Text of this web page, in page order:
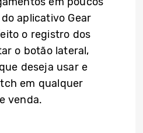
aplicativo Gear
o registro dos
o botão lateral,
deseja usar e
em qualquer
venda.